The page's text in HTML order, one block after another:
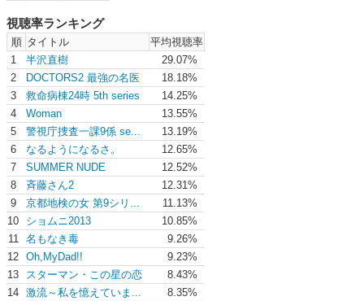
視聴率ランキング
順 タイトル
平均視聴率
1
半沢直樹
29.07%
2
DOCTORS2 最強の名医
18.18%
3
救命病棟24時 5th series
14.25%
4
Woman
13.55%
5
警視庁捜査一課9係 se...
13.19%
6
なるようになるさ。
12.65%
7
SUMMER NUDE
12.52%
8
斉藤さん2
12.31%
9
京都地検の女 第9シリ...
11.13%
10
ショムニ2013
10.85%
11
名もなき毒
9.26%
12 Oh,MyDad!!
9.23%
13
スターマン・この星の恋
8.43%
14 激流～私を憶えていま...
8.35%